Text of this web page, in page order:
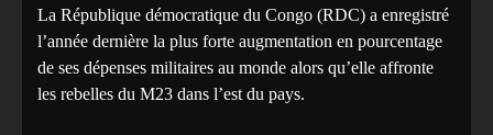
La République démocratique du Congo (RDC) a enregistré
l’année dernière la plus forte augmentation en pourcentage
de ses dépenses militaires au monde alors qu’elle affronte
les rebelles du M23 dans l’est du pays.